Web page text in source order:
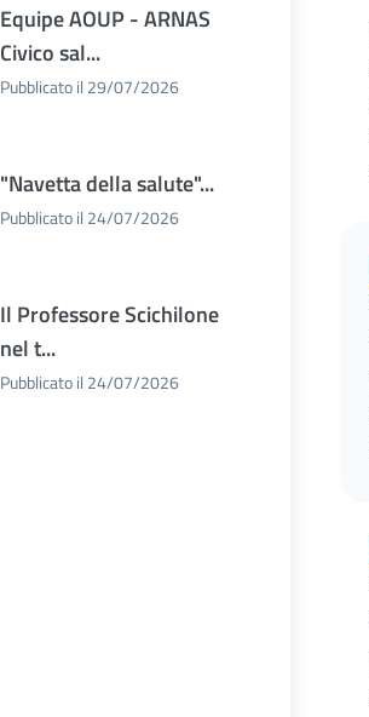
Equipe AOUP - ARNAS
Civico sal...
Pubblicato il 29/07/2026
"Navetta della salute"...
Pubblicato il 24/07/2026
Il Professore Scichilone
nel t...
Pubblicato il 24/07/2026